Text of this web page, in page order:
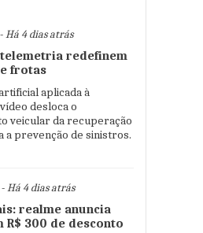
- Há 4 dias atrás
redefinem
frotas
aplicada à
desloca o
veicular da recuperação
a prevenção de sinistros.
- Há 4 dias atrás
realme anuncia
R$ 300 de desconto